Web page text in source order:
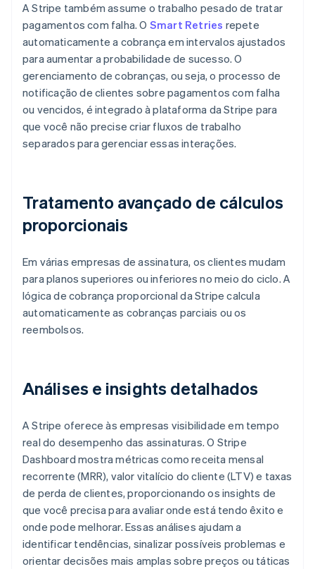
A Stripe também assume o trabalho pesado de tratar
pagamentos com falha. O Smart Retries repete
automaticamente a cobrança em intervalos ajustados
para aumentar a probabilidade de sucesso. O
gerenciamento de cobranças, ou seja, o processo de
notificação de clientes sobre pagamentos com falha
ou vencidos, é integrado à plataforma da Stripe para
que você não precise criar fluxos de trabalho
separados para gerenciar essas interações.
Tratamento avançado de cálculos
proporcionais
Em várias empresas de assinatura, os clientes mudam
para planos superiores ou inferiores no meio do ciclo. A
lógica de cobrança proporcional da Stripe calcula
automaticamente as cobranças parciais ou os
reembolsos.
Análises e insights detalhados
A Stripe oferece às empresas visibilidade em tempo
real do desempenho das assinaturas. O Stripe
Dashboard mostra métricas como receita mensal
recorrente (MRR), valor vitalício do cliente (LTV) e taxas
de perda de clientes, proporcionando os insights de
que você precisa para avaliar onde está tendo êxito e
onde pode melhorar. Essas análises ajudam a
identificar tendências, sinalizar possíveis problemas e
orientar decisões mais amplas sobre preços ou táticas